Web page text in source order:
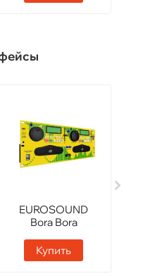
EUROSOUND
Bora Bora
Купить